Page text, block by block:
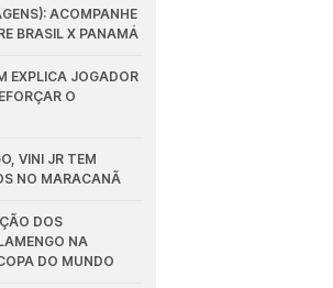
ACOMPANHE
BRASIL X PANAMÁ
EXPLICA JOGADOR
O
VINI JR TEM
NO MARACANÃ
DOS
NA
DO MUNDO